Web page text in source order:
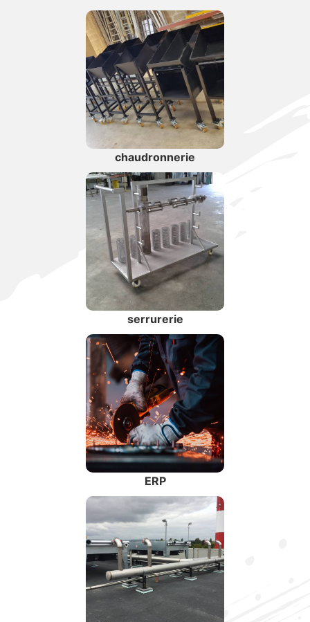
chaudronnerie
serrurerie
ERP